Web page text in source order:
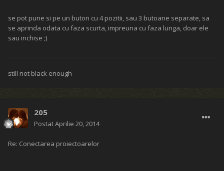
se pot pune si pe un buton cu 4 pozitii, sau 3 butoane separate, sa
se aprinda odata cu faza scurta, impreuna cu faza lunga, doar ele
sau inchise ;)
still not black enough
205
PostatAprilie 20, 2014
Re: Conectarea proiectoarelor